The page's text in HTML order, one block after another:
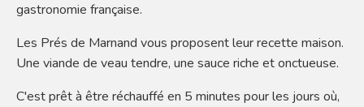
gastronomie française.
Les Prés de Marnand vous proposent leur recette maison.
Une viande de veau tendre, une sauce riche et onctueuse.
C'est prêt à être réchauffé en 5 minutes pour les jours où,